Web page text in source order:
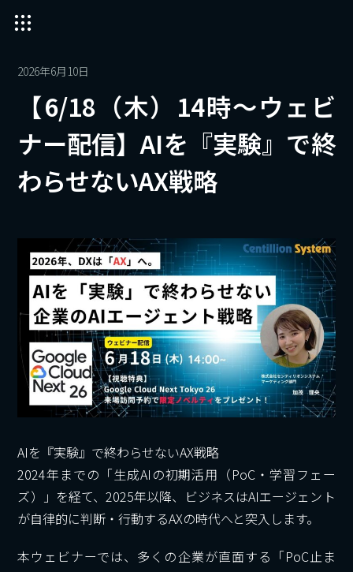
2026年6月10日
【6/18（木）14時～ウェビ
ナー配信】AIを『実験』で終
わらせないAX戦略
AIを『実験』で終わらせないAX戦略
2024年までの「生成AIの初期活用（PoC・学習フェー
ズ）」を経て、2025年以降、ビジネスはAIエージェント
が自律的に判断・行動するAXの時代へと突入します。
本ウェビナーでは、多くの企業が直面する「PoC止ま